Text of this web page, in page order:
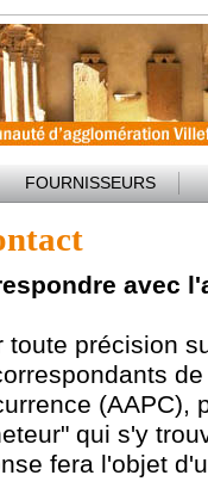
FOURNISSEURS
avec
toute précision
(AAPC),
qui s'y
fera l'objet